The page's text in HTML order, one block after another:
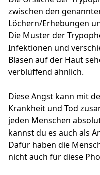
zwischen den
Löchern/Erhebungen
Die Muster der
Infektionen und
Blasen auf der Haut
verblüffend ähnlich.
Diese Angst kann mit
Krankheit und Tod
jeden Menschen
kannst du es auch als
Dafür haben die
nicht auch für diese